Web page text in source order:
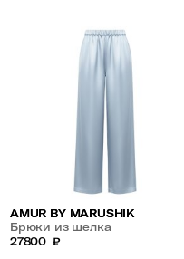
AMUR BY MARUSHIK
Брюки из шелка
27800 ₽